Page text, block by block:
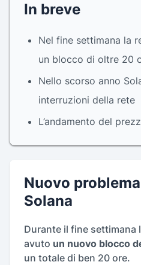
In breve
Nel fine settimana la
un blocco di oltre 20
Nello scorso anno
interruzioni della rete
L’andamento del
Nuovo
Solana
Durante il fine settimana
avuto un nuovo blocco
un totale di ben 20 ore.